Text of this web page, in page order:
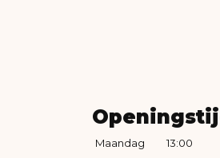
Maandag 13:00